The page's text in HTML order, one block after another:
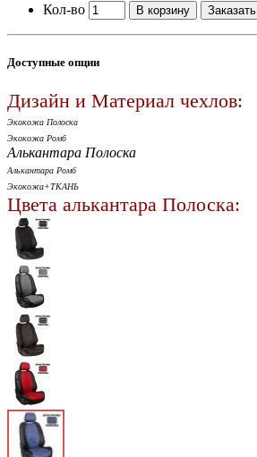
Кол-во В корзину Заказать
Доступные опции
Дизайн и Материал чехлов:
Экокожа Полоска
Экокожа Ромб
Алькантара Полоска
Алькантара Ромб
Экокожа+ТКАНЬ
Цвета алькантара Полоска: